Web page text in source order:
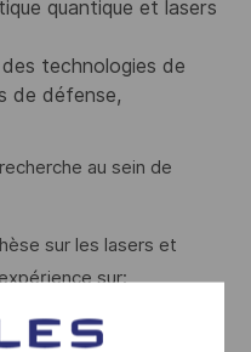
quantique et lasers
technologies de
de défense,
au sein de
sur les lasers et
sur:
optiques (domaine